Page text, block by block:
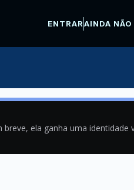
ENTRARAINDA
ela ganha uma